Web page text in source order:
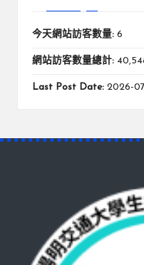
今天網站訪客數量: 6
網站訪客數量總計:
Last Post Date: 2026-